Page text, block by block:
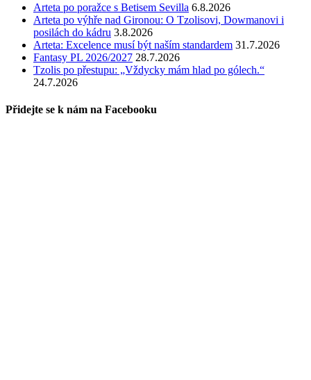
Arteta po poražce s Betisem Sevilla 6.8.2026
Arteta po výhře nad Gironou: O Tzolisovi, Dowmanovi i
posilách do kádru 3.8.2026
Arteta: Excelence musí být naším standardem 31.7.2026
Fantasy PL 2026/2027 28.7.2026
Tzolis po přestupu: „Vždycky mám hlad po gólech.“
24.7.2026
Přidejte se k nám na Facebooku